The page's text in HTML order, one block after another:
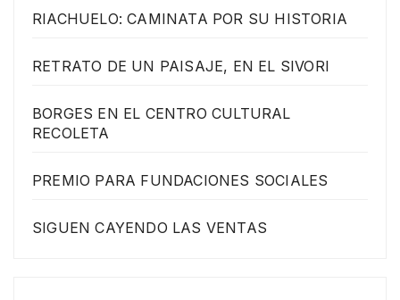
RIACHUELO: CAMINATA POR SU HISTORIA
RETRATO DE UN PAISAJE, EN EL SIVORI
BORGES EN EL CENTRO CULTURAL
RECOLETA
PREMIO PARA FUNDACIONES SOCIALES
SIGUEN CAYENDO LAS VENTAS